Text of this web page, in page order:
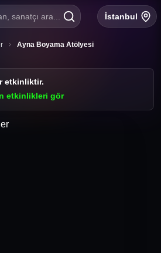
sanatçı ara... İstanbul
Ayna Boyama Atölyesi
etkinliktir.
etkinlikleri gör